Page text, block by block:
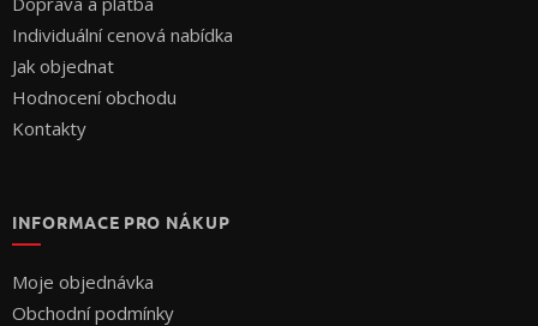
Individuální cenová nabídka
Jak objednat
Hodnocení obchodu
Kontakty
INFORMACE PRO NÁKUP
Moje objednávka
Obchodní podmínky